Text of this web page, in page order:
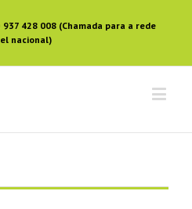
937 428 008 (Chamada para a rede
nacional)